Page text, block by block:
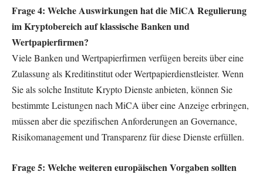
Frage 4: Welche Auswirkungen hat die MiCA Regulierung
im Kryptobereich auf klassische Banken und
Wertpapierfirmen?
Viele Banken und Wertpapierfirmen verfügen bereits über eine
Zulassung als Kreditinstitut oder Wertpapierdienstleister. Wenn
Sie als solche Institute Krypto Dienste anbieten, können Sie
bestimmte Leistungen nach MiCA über eine Anzeige erbringen,
müssen aber die spezifischen Anforderungen an Governance,
Risikomanagement und Transparenz für diese Dienste erfüllen.
Frage 5: Welche weiteren europäischen Vorgaben sollten